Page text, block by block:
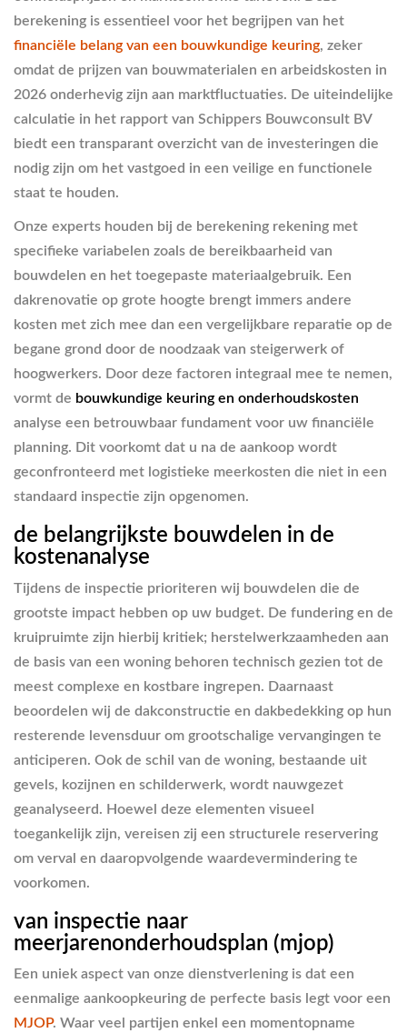
berekening is essentieel voor het begrijpen van het
financiële belang van een bouwkundige keuring, zeker
omdat de prijzen van bouwmaterialen en arbeidskosten in
2026 onderhevig zijn aan marktfluctuaties. De uiteindelijke
calculatie in het rapport van Schippers Bouwconsult BV
biedt een transparant overzicht van de investeringen die
nodig zijn om het vastgoed in een veilige en functionele
staat te houden.
Onze experts houden bij de berekening rekening met
specifieke variabelen zoals de bereikbaarheid van
bouwdelen en het toegepaste materiaalgebruik. Een
dakrenovatie op grote hoogte brengt immers andere
kosten met zich mee dan een vergelijkbare reparatie op de
begane grond door de noodzaak van steigerwerk of
hoogwerkers. Door deze factoren integraal mee te nemen,
vormt de bouwkundige keuring en onderhoudskosten
analyse een betrouwbaar fundament voor uw financiële
planning. Dit voorkomt dat u na de aankoop wordt
geconfronteerd met logistieke meerkosten die niet in een
standaard inspectie zijn opgenomen.
de belangrijkste bouwdelen in de
kostenanalyse
Tijdens de inspectie prioriteren wij bouwdelen die de
grootste impact hebben op uw budget. De fundering en de
kruipruimte zijn hierbij kritiek; herstelwerkzaamheden aan
de basis van een woning behoren technisch gezien tot de
meest complexe en kostbare ingrepen. Daarnaast
beoordelen wij de dakconstructie en dakbedekking op hun
resterende levensduur om grootschalige vervangingen te
anticiperen. Ook de schil van de woning, bestaande uit
gevels, kozijnen en schilderwerk, wordt nauwgezet
geanalyseerd. Hoewel deze elementen visueel
toegankelijk zijn, vereisen zij een structurele reservering
om verval en daaropvolgende waardevermindering te
voorkomen.
van inspectie naar
meerjarenonderhoudsplan (mjop)
Een uniek aspect van onze dienstverlening is dat een
eenmalige aankoopkeuring de perfecte basis legt voor een
MJOP. Waar veel partijen enkel een momentopname